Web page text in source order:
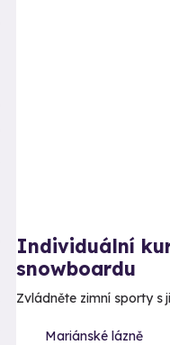
Individuální
snowboardu
Zvládněte zimní sporty s
Mariánské lázně